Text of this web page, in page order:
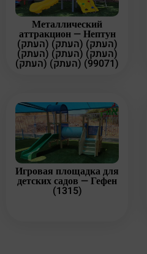
Металлический
аттракцион — Нептун
(העתק) (העתק) (העתק)
(העתק) (העתק) (העתק)
(העתק) (העתק) (99071)
Игровая площадка для
детских садов — Гефен
(1315)